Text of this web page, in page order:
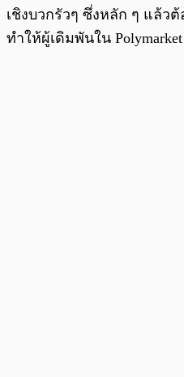
เชิงบวกรัวๆ ซึ่งหลัก ๆ แล้วต้
ทำให้ผู้เดิมพันใน